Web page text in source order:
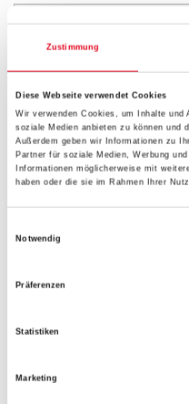
Zustimmung
Diese Webseite verwendet Cookies
Wir verwenden Cookies, um Inhalte und
soziale Medien anbieten zu können und
Außerdem geben wir Informationen zu
Partner für soziale Medien, Werbung
Informationen möglicherweise mit
haben oder die sie im Rahmen Ihrer
Notwendig
Präferenzen
Statistiken
Marketing
Umrechnungsfaktoren
- Zum Abdichten und zum